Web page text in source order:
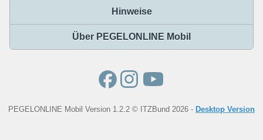
Hinweise
Über PEGELONLINE Mobil
PEGELONLINE Mobil Version 1.2.2 © ITZBund 2026 - Desktop Version